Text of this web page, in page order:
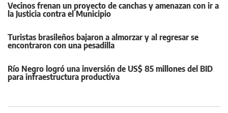
Vecinos frenan un proyecto de canchas y amenazan con ir a
la Justicia contra el Municipio
Turistas brasileños bajaron a almorzar y al regresar se
encontraron con una pesadilla
Río Negro logró una inversión de US$ 85 millones del BID
para infraestructura productiva